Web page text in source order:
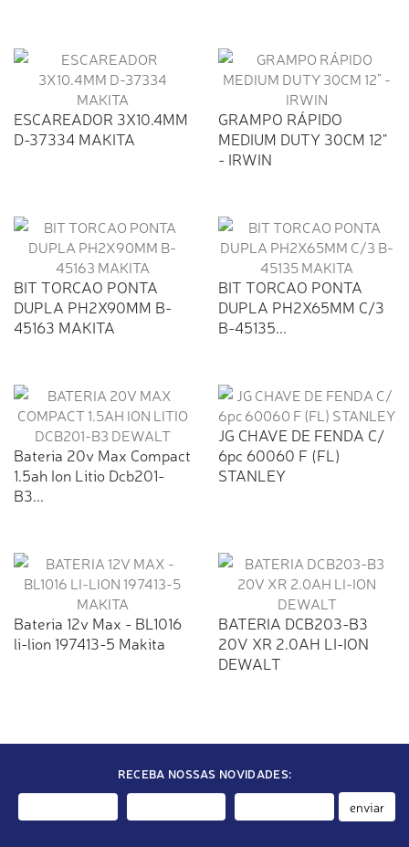
ESCAREADOR 3X10.4MM
D-37334 MAKITA
GRAMPO RÁPIDO
MEDIUM DUTY 30CM 12"
- IRWIN
BIT TORCAO PONTA
DUPLA PH2X90MM B-
45163 MAKITA
BIT TORCAO PONTA
DUPLA PH2X65MM C/3
B-45135...
Bateria 20v Max Compact
1.5ah Ion Litio Dcb201-
B3...
JG CHAVE DE FENDA C/
6pc 60060 F (FL)
STANLEY
Bateria 12v Max - BL1016
li-lion 197413-5 Makita
BATERIA DCB203-B3
20V XR 2.0AH LI-ION
DEWALT
RECEBA NOSSAS NOVIDADES:
enviar